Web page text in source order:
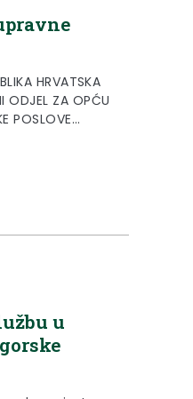
HRVATSKA
ODJEL ZA OPĆU
POSLOVE
1. Zakona o
u